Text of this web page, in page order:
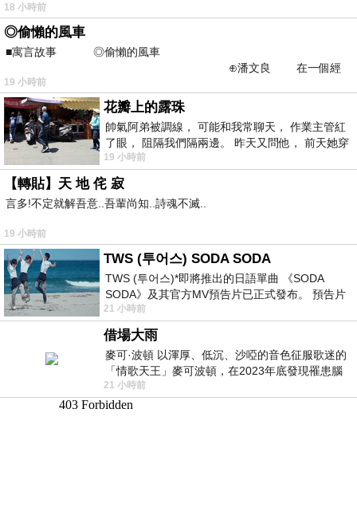
18 小時前
◎偷懶的風車
■寓言故事 ◎偷懶的風車
⊕潘文良 在一個經
常颳風的山丘上—&m
19 小時前
花瓣上的露珠
帥氣阿弟被調線， 可能和我常聊天， 作業主管紅
了眼， 阻隔我們隔兩邊。 昨天又問他， 前天她穿
什麼顏色衣服， 不經
19 小時前
【轉貼】天 地 侘 寂
言多!不定就解吾意..吾輩尚知..詩魂不滅..
19 小時前
TWS (투어스) SODA SODA
TWS (투어스)*即將推出的日語單曲 《SODA
SODA》及其官方MV預告片已正式發布。 預告片
一經發布， 就引發了粉絲們對這次夏季回
21 小時前
借場大雨
麥可·波頓 以渾厚、低沉、沙啞的音色征服歌迷的
「情歌天王」麥可波頓，在2023年底發現罹患腦
瘤「祈禱早日康復，一切都好」。
21 小時前